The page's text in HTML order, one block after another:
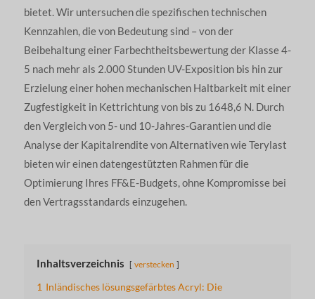
bietet. Wir untersuchen die spezifischen technischen
Kennzahlen, die von Bedeutung sind – von der
Beibehaltung einer Farbechtheitsbewertung der Klasse 4-
5 nach mehr als 2.000 Stunden UV-Exposition bis hin zur
Erzielung einer hohen mechanischen Haltbarkeit mit einer
Zugfestigkeit in Kettrichtung von bis zu 1648,6 N. Durch
den Vergleich von 5- und 10-Jahres-Garantien und die
Analyse der Kapitalrendite von Alternativen wie Terylast
bieten wir einen datengestützten Rahmen für die
Optimierung Ihres FF&E-Budgets, ohne Kompromisse bei
den Vertragsstandards einzugehen.
Inhaltsverzeichnis verstecken
1 Inländisches lösungsgefärbtes Acryl: Die